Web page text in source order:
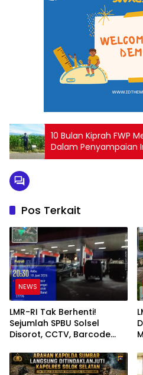
10 Bulan Kiprah FWP
Dalam Penyampaian
Masyarakat
Pos Terkait
NEWS
LMR-RI Tak Berhenti!
Sejumlah SPBU Solsel
Disorot, CCTV, Barcode
Janggal Diminta Dibongkar